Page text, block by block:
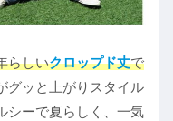
らしいクロップド丈で
グッと上がりスタイル
シーで夏らしく、一気